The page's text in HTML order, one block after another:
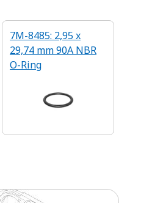
7M-8485: 2,95 x
29,74 mm 90A NBR
O-Ring